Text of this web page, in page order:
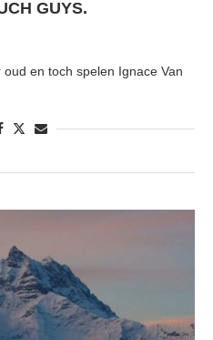
GUYS.
en toch spelen Ignace Van